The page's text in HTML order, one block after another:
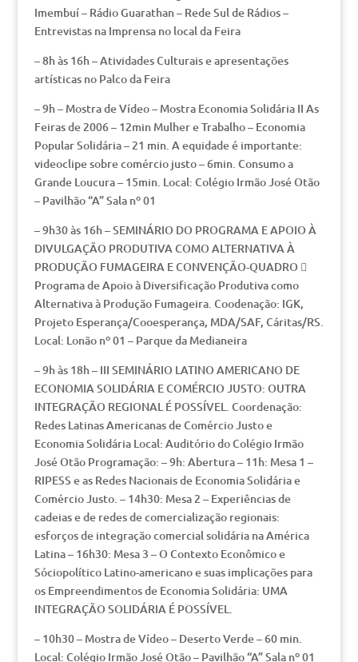
Imembuí – Rádio Guarathan – Rede Sul de Rádios –
Entrevistas na Imprensa no local da Feira
– 8h às 16h – Atividades Culturais e apresentações
artísticas no Palco da Feira
– 9h – Mostra de Vídeo – Mostra Economia Solidária II As
Feiras de 2006 – 12min Mulher e Trabalho – Economia
Popular Solidária – 21 min. A equidade é importante:
videoclipe sobre comércio justo – 6min. Consumo a
Grande Loucura – 15min. Local: Colégio Irmão José Otão
– Pavilhão “A” Sala nº 01
– 9h30 às 16h – SEMINÁRIO DO PROGRAMA E APOIO À
DIVULGAÇÃO PRODUTIVA COMO ALTERNATIVA À
PRODUÇÃO FUMAGEIRA E CONVENÇÃO-QUADRO 
Programa de Apoio à Diversificação Produtiva como
Alternativa à Produção Fumageira. Coodenação: IGK,
Projeto Esperança/Cooesperança, MDA/SAF, Cáritas/RS.
Local: Lonão nº 01 – Parque da Medianeira
– 9h às 18h – III SEMINÁRIO LATINO AMERICANO DE
ECONOMIA SOLIDÁRIA E COMÉRCIO JUSTO: OUTRA
INTEGRAÇÃO REGIONAL É POSSÍVEL. Coordenação:
Redes Latinas Americanas de Comércio Justo e
Economia Solidária Local: Auditório do Colégio Irmão
José Otão Programação: – 9h: Abertura – 11h: Mesa 1 –
RIPESS e as Redes Nacionais de Economia Solidária e
Comércio Justo. – 14h30: Mesa 2 – Experiências de
cadeias e de redes de comercialização regionais:
esforços de integração comercial solidária na América
Latina – 16h30: Mesa 3 – O Contexto Econômico e
Sóciopolítico Latino-americano e suas implicações para
os Empreendimentos de Economia Solidária: UMA
INTEGRAÇÃO SOLIDÁRIA É POSSÍVEL.
– 10h30 – Mostra de Vídeo – Deserto Verde – 60 min.
Local: Colégio Irmão José Otão – Pavilhão “A” Sala nº 01